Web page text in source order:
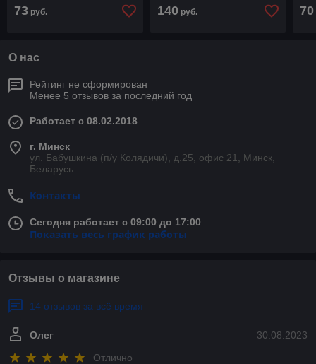
73 руб. 140руб. 70
О нас
Рейтинг не сформирован
Менее 5 отзывов за последний год
Работает с 08.02.2018
г. Минск
ул. Бабушкина (п/у Колядичи), д.25, офис 21, Минск,
Беларусь
Контакты
Сегодня работает с 09:00 до 17:00
Показать весь график работы
Отзывы о магазине
14 отзывов за всё время
30.08.2023
Олег
Отлично